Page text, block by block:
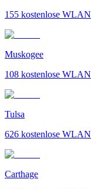
155 kostenlose WLAN
Muskogee
108 kostenlose WLAN
Tulsa
626 kostenlose WLAN
Carthage